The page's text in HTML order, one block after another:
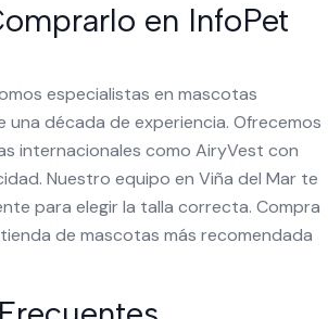
en InfoPet
especialistas en mascotas
una década de experiencia. Ofrecemos
internacionales como AiryVest con
Nuestro equipo en Viña del Mar te
para elegir la talla correcta. Compra
de mascotas más recomendada